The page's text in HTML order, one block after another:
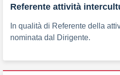
Referente attività
In qualità di Referente della
nominata dal Dirigente.